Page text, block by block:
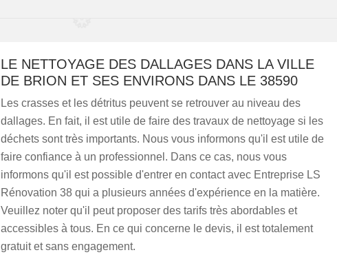
LE NETTOYAGE DES DALLAGES DANS LA VILLE
DE BRION ET SES ENVIRONS DANS LE 38590
Les crasses et les détritus peuvent se retrouver au niveau des
dallages. En fait, il est utile de faire des travaux de nettoyage si les
déchets sont très importants. Nous vous informons qu'il est utile de
faire confiance à un professionnel. Dans ce cas, nous vous
informons qu'il est possible d'entrer en contact avec Entreprise LS
Rénovation 38 qui a plusieurs années d'expérience en la matière.
Veuillez noter qu'il peut proposer des tarifs très abordables et
accessibles à tous. En ce qui concerne le devis, il est totalement
gratuit et sans engagement.